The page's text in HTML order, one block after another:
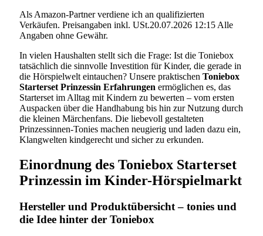
Als Amazon-Partner verdiene ich an qualifizierten
Verkäufen. Preisangaben inkl. USt.20.07.2026 12:15 Alle
Angaben ohne Gewähr.
In vielen Haushalten stellt sich die Frage: Ist die Toniebox
tatsächlich die sinnvolle Investition für Kinder, die gerade in
die Hörspielwelt eintauchen? Unsere praktischen Toniebox
Starterset Prinzessin Erfahrungen ermöglichen es, das
Starterset im Alltag mit Kindern zu bewerten – vom ersten
Auspacken über die Handhabung bis hin zur Nutzung durch
die kleinen Märchenfans. Die liebevoll gestalteten
Prinzessinnen-Tonies machen neugierig und laden dazu ein,
Klangwelten kindgerecht und sicher zu erkunden.
Einordnung des Toniebox Starterset
Prinzessin im Kinder-Hörspielmarkt
Hersteller und Produktübersicht – tonies und
die Idee hinter der Toniebox